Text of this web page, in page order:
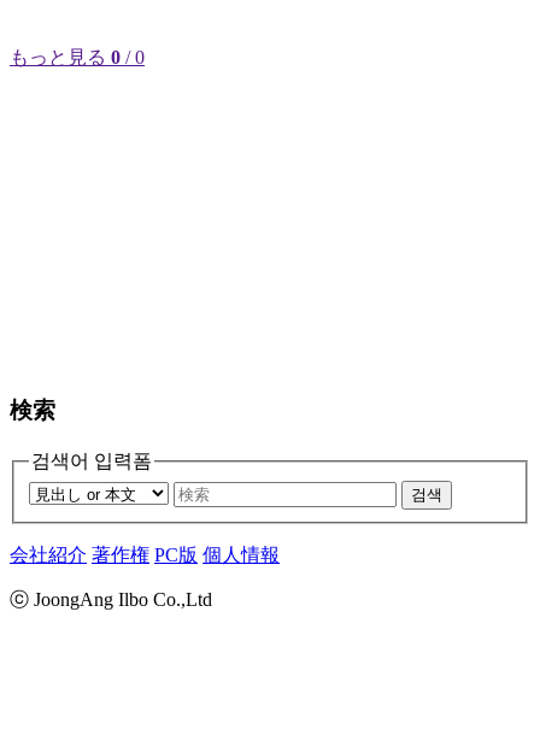
もっと見る 0 / 0
検索
검색어 입력폼
검색
会社紹介 著作権 PC版 個人情報
ⓒ JoongAng Ilbo Co.,Ltd